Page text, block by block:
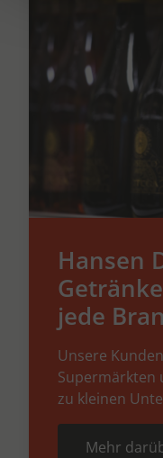
Hansen
jede
Unsere
Supermärkten
zu kleinen
Mehr